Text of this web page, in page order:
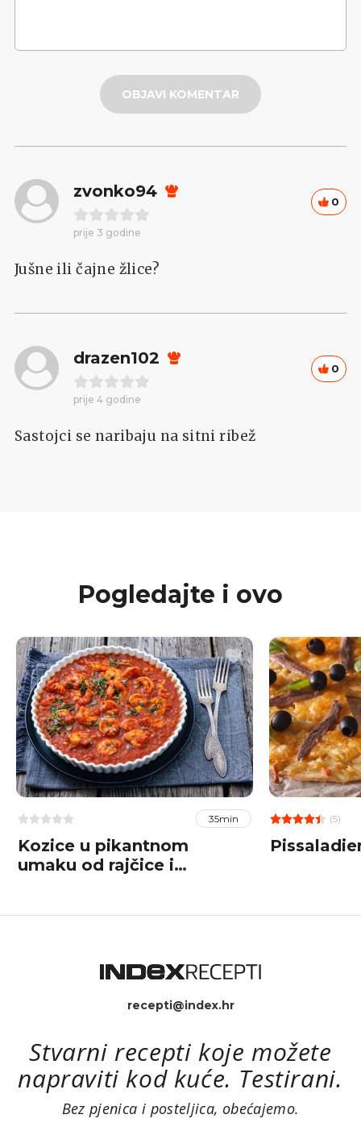
OBJAVI KOMENTAR
zvonko94
prije 3 godine
0
Jušne ili čajne žlice?
drazen102
prije 4 godine
0
Sastojci se naribaju na sitni ribež
Pogledajte i ovo
35min
Kozice u pikantnom
umaku od rajčice i
(5)
recepti@index.hr
Stvarni recepti koje možete
napraviti kod kuće. Testirani.
Bez pjenica i posteljica, obećajemo.